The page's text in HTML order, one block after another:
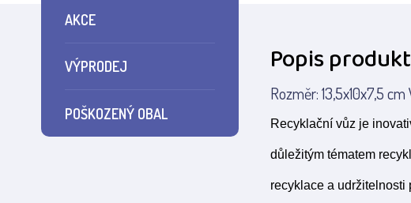
AKCE
VÝPRODEJ
POŠKOZENÝ OBAL
Popis
Rozměr: 13,5x10x7,5
Recyklační vůz je
důležitým tématem
recyklace a udržitelnosti